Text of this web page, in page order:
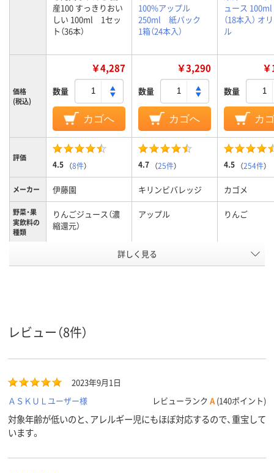
産100 すっきりおい
しい 100ml 1セッ
ト（36本）
100%アップル
250ml 紙パック
1箱（24本入）
ュース
（18本入） オ
ル
価格
(税込)
￥4,287
数量
カゴへ
￥3,290
数量
カゴへ
数量
カ
評価
4.5 （8件） 4.7 （25件） 4.5 （254件）
メーカー 伊藤園 キリンビバレッジ カゴメ
野菜・果
実飲料の
種類
りんごジュース（濃
縮還元）
アップル りんご
分
濃縮還元りんごジュ
ース100％
果汁100%
スコア
詳しく見る
レビュー（8件）
2023年9月1日
ＡＳＫＵＬユーザー様
レビューランク A (140ポイント)
対象年齢が低いのと、アレルギー児にもほぼ対応するので、重宝して
います。